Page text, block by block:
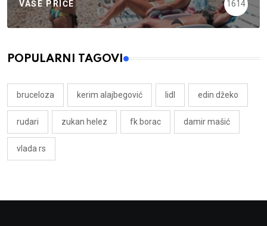
VAŠE PRIČE 1614
POPULARNI TAGOVI
bruceloza kerim alajbegović lidl edin džeko
rudari zukan helez fk borac damir mašić
vlada rs